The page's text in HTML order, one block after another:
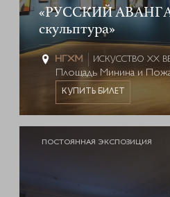
«РУССКИЙ
скульптура»
ИСКУССТВО XX
Площадь Минина и
КУПИТЬ БИЛЕТ
ПОСТОЯННАЯ ЭКСПОЗИЦИЯ